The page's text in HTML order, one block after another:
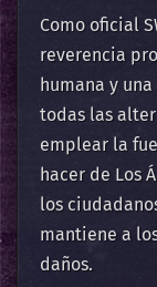
Como oficial
reverencia
humana y
todas las
emplear la
hacer de Los
los
mantiene a
daños.